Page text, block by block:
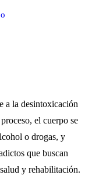
a la desintoxicación
el cuerpo se
o drogas, y
que buscan
y rehabilitación.